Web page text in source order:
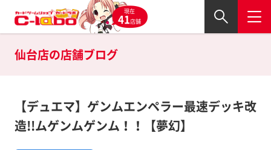
現在
41店舗
仙台店の店舗ブログ
【デュエマ】ゲンムエンペラー最速デッキ改
造!!ムゲンムゲンム！！【夢幻】